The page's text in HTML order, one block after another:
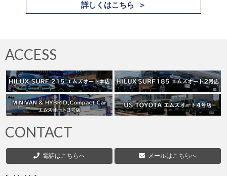
詳しくはこちら ＞
ACCESS
CONTACT
電話はこちらへ メールはこちらへ